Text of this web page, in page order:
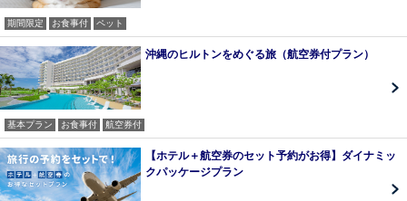
期間限定 お食事付 ペット
沖縄のヒルトンをめぐる旅（航空券付プラン）
基本プラン お食事付 航空券付
【ホテル＋航空券のセット予約がお得】ダイナミッ
クパッケージプラン